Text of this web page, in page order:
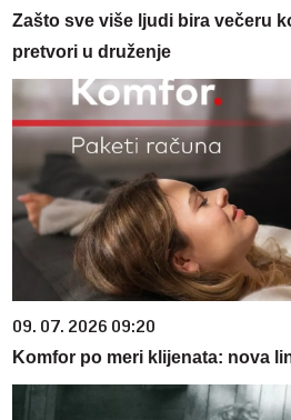
Zašto sve više ljudi bira večeru
pretvori u druženje
09. 07. 2026 09:20
Komfor po meri klijenata: nova